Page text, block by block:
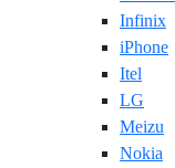
Infinix
iPhone
Itel
LG
Meizu
Nokia